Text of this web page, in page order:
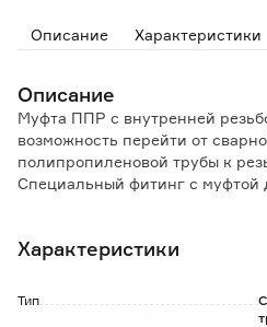
Описание Характеристики
Описание
Муфта ППР с внутренней
возможность перейти от
полипропиленовой трубы к
Специальный фитинг с муфтой
материалом, химически стоек,
ППР фитинг комбинированный
также в промышленных
Характеристики
Тип